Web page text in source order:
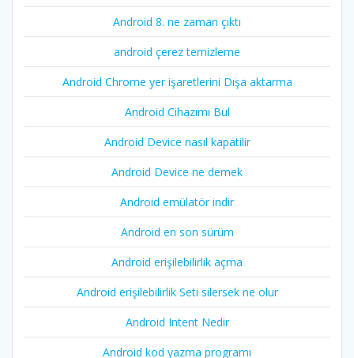
Android 8. ne zaman çıktı
android çerez temizleme
Android Chrome yer işaretlerini Dışa aktarma
Android Cihazımı Bul
Android Device nasıl kapatilir
Android Device ne demek
Android emülatör indir
Android en son sürüm
Android erişilebilirlik açma
Android erişilebilirlik Seti silersek ne olur
Android Intent Nedir
Android kod yazma programı